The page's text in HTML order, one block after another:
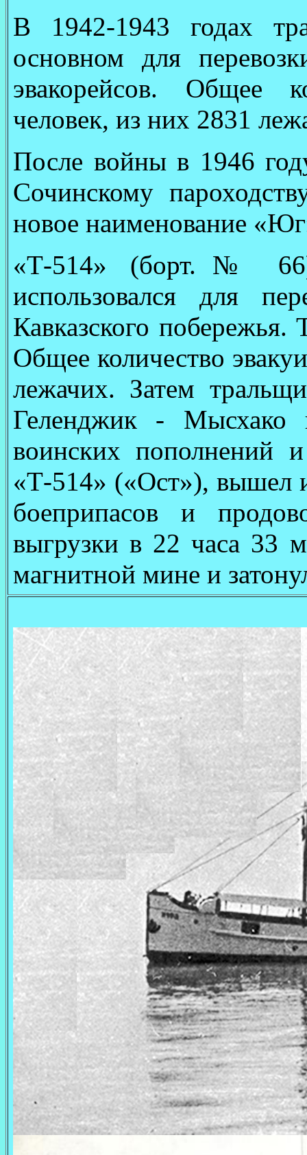
В 1942-1943 годах
основном для
эвакорейсов. Общее
человек, из них 2831
После войны в 1946
Сочинскому
новое наименование
«Т-514» (борт.№
использовался для
Кавказского побережья.
Общее количество
лежачих. Затем
Геленджик - Мысхако
воинских пополнений
«Т-514» («Ост»), вышел
боеприпасов и
выгрузки в 22 часа 33
магнитной мине и